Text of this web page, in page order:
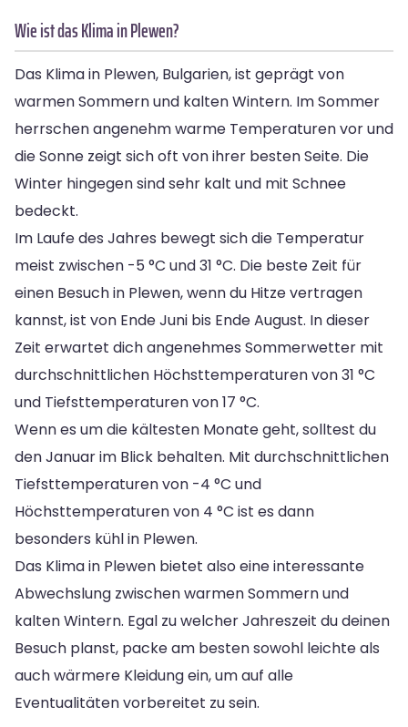
Wie ist das Klima in Plewen?
Das Klima in Plewen, Bulgarien, ist geprägt von
warmen Sommern und kalten Wintern. Im Sommer
herrschen angenehm warme Temperaturen vor und
die Sonne zeigt sich oft von ihrer besten Seite. Die
Winter hingegen sind sehr kalt und mit Schnee
bedeckt.
Im Laufe des Jahres bewegt sich die Temperatur
meist zwischen -5 °C und 31 °C. Die beste Zeit für
einen Besuch in Plewen, wenn du Hitze vertragen
kannst, ist von Ende Juni bis Ende August. In dieser
Zeit erwartet dich angenehmes Sommerwetter mit
durchschnittlichen Höchsttemperaturen von 31 °C
und Tiefsttemperaturen von 17 °C.
Wenn es um die kältesten Monate geht, solltest du
den Januar im Blick behalten. Mit durchschnittlichen
Tiefsttemperaturen von -4 °C und
Höchsttemperaturen von 4 °C ist es dann
besonders kühl in Plewen.
Das Klima in Plewen bietet also eine interessante
Abwechslung zwischen warmen Sommern und
kalten Wintern. Egal zu welcher Jahreszeit du deinen
Besuch planst, packe am besten sowohl leichte als
auch wärmere Kleidung ein, um auf alle
Eventualitäten vorbereitet zu sein.